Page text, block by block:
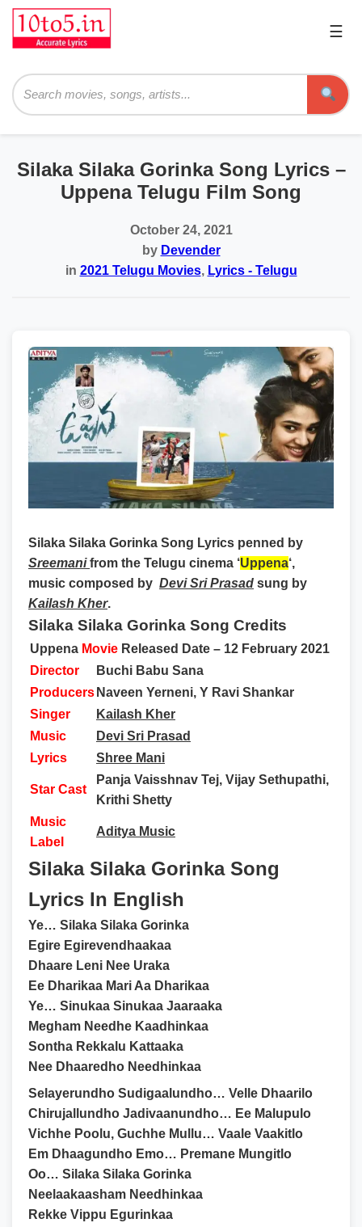
☰
Silaka Silaka Gorinka Song Lyrics –
Uppena Telugu Film Song
October 24, 2021
by Devender
in 2021 Telugu Movies, Lyrics - Telugu
Silaka Silaka Gorinka Song Lyrics penned by
Sreemanifrom the Telugu cinema ‘Uppena‘,
music composed by Devi Sri Prasad sung by
Kailash Kher.
Silaka Silaka Gorinka Song Credits
Uppena Movie Released Date – 12 February 2021
Director
Buchi Babu Sana
Producers Naveen Yerneni, Y Ravi Shankar
Singer
Kailash Kher
Music
Devi Sri Prasad
Lyrics
Shree Mani
Star Cast
Panja Vaisshnav Tej, Vijay Sethupathi,
Krithi Shetty
Music
Label
Aditya Music
Silaka Silaka Gorinka Song
Lyrics In English
Ye… Silaka Silaka Gorinka
Egire Egirevendhaakaa
Dhaare Leni Nee Uraka
Ee Dharikaa Mari Aa Dharikaa
Ye… Sinukaa Sinukaa Jaaraaka
Megham Needhe Kaadhinkaa
Sontha Rekkalu Kattaaka
Nee Dhaaredho Needhinkaa
Selayerundho Sudigaalundho… Velle Dhaarilo
Chirujallundho Jadivaanundho… Ee Malupulo
Vichhe Poolu, Guchhe Mullu… Vaale Vaakitlo
Em Dhaagundho Emo… Premane Mungitlo
Oo… Silaka Silaka Gorinka
Neelaakaasham Needhinkaa
Rekke Vippu Egurinkaa